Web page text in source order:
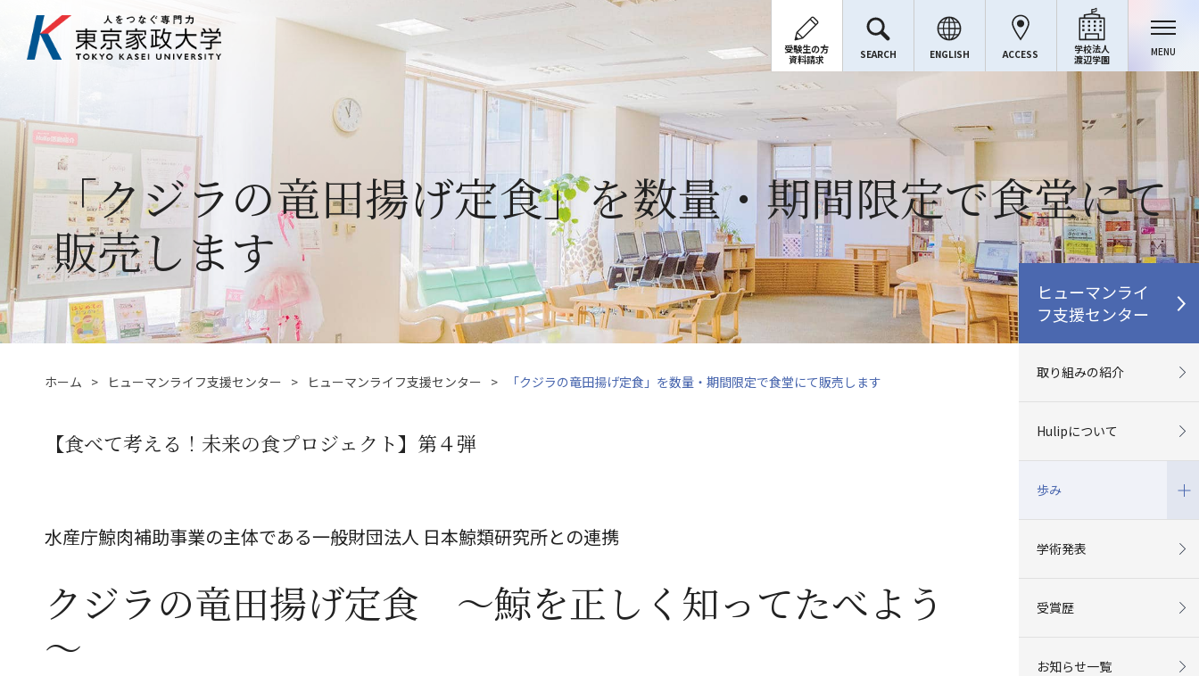
受験生の方
資料請求
SEARCH ENGLISH ACCESS
学校法人
渡辺学園
MENU
「クジラの竜田揚げ定食」を数量・期間限定で食堂にて
販売します
ホーム ヒューマンライフ支援センター ヒューマンライフ支援センター 「クジラの竜田揚げ定食」を数量・期間限定で食堂にて販売します
【食べて考える！未来の食プロジェクト】第４弾
水産庁鯨肉補助事業の主体である一般財団法人 日本鯨類研究所との連携
クジラの竜田揚げ定食 ～鯨を正しく知ってたべよう
～
ヒューマンライ
フ支援センター
取り組みの紹介
Hulipについて
歩み
学術発表
受賞歴
お知らせ一覧